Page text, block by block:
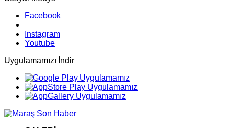
Facebook
Instagram
Youtube
Uygulamamızı İndir